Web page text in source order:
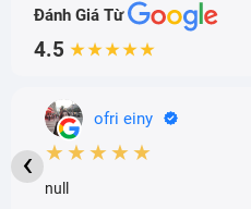
Đánh Giá Từ
4.5 ★★★★★
ofri einy
★★★★★
null
‹